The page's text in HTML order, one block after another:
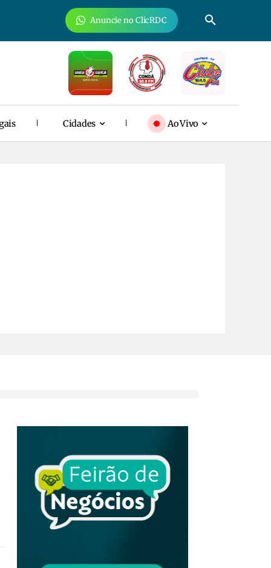
Anuncie no ClicRDC
Cidades Ao Vivo